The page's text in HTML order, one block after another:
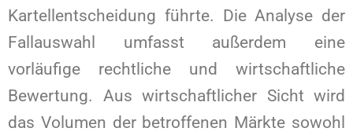
Kartellentscheidung führte. Die Analyse der
Fallauswahl umfasst außerdem eine
vorläufige rechtliche und wirtschaftliche
Bewertung. Aus wirtschaftlicher Sicht wird
das Volumen der betroffenen Märkte sowohl